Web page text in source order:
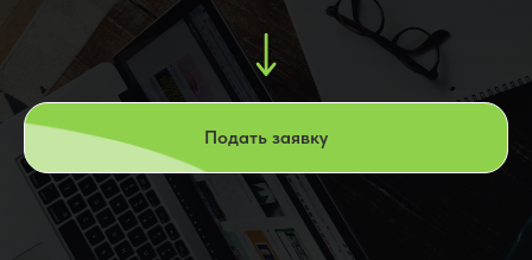
Подать заявку